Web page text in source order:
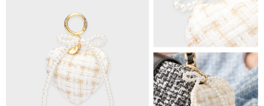
消。如遇「轉專審核」未通過狀況，表示未達大哥付你分期系統評分，恕無
法說明評估內容。
【繳款方式說明】
1.分期款項不併入電信帳單，「大哥付你分期」於每月結算日後寄送繳費提
2.透過簡訊連結打開帳單後，可選擇「超商條碼／台灣大直營門市／銀行轉
帳／街口支付／iPASS MONEY」等通路繳費。
【注意事項】
1.本服務係由「台灣大哥大股份有限公司」（以下簡稱本公司）所提供，讓
每筆NT$80，滿NT$1,500(含以上)免運費
萊爾富取貨付款
每筆NT$80，滿NT$1,500(含以上)免運費
付款後萊爾富取貨
每筆NT$80，滿NT$1,500(含以上)免運費